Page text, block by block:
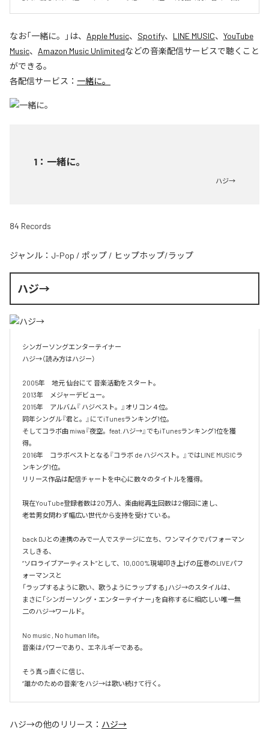
なお「一緒に。 」は、 Apple Music、 Spotify、 LINE MUSIC、 YouTube
Music、 Amazon Music Unlimitedなどの音楽配信サービスで聴くこと
ができる。
各配信サービス： 一緒に。
1 ： 一緒に。
ハジ→
84 Records
ジャンル： J-Pop / ポップ / ヒップホップ/ラップ
ハジ→
シンガーソングエンターテイナー
ハジ→（読み方はハジー）
2005年　地元 仙台にて 音楽活動をスタート。
2013年　メジャーデビュー。
2015年　アルバム『 ハジベスト。』オリコン４位。
同年シングル『君と。』にてiTunesランキング1位。
そしてコラボ曲 miwa『夜空。feat.ハジ→』でもiTunesランキング1位を獲
得。
2016年　コラボベストとなる『コラボ de ハジベスト。』ではLINE MUSICラ
ンキング1位。
リリース作品は配信チャートを中心に数々のタイトルを獲得。
現在YouTube登録者数は20万人、楽曲総再生回数は2億回に達し、
老若男女問わず幅広い世代から支持を受けている。
back DJとの連携のみで一人でステージに立ち、ワンマイクでパフォーマン
スしきる、
“ソロライブアーティスト”として、10,000%現場叩き上げの圧巻のLIVEパフ
ォーマンスと
「ラップするように歌い、歌うようにラップする」ハジ→のスタイルは、
まさに「シンガーソング・エンターテイナー」を自称するに相応しい唯一無
二のハジ→ワールド。
No music , No human life。
音楽はパワーであり、エネルギーである。
そう真っ直ぐに信じ、
ハジ→の他のリリース： ハジ→